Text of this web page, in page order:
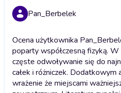
Pan_Berbelek
Ocena użytkownika
poparty współczesną fizyką.
częste odwoływanie się do
całek i różniczek. Dodatkowym
wrażenie że miejscami